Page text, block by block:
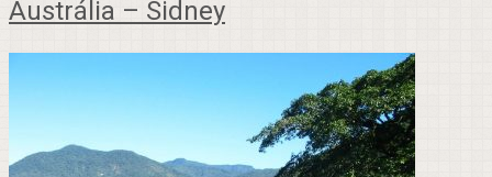
Austrália – Sidney